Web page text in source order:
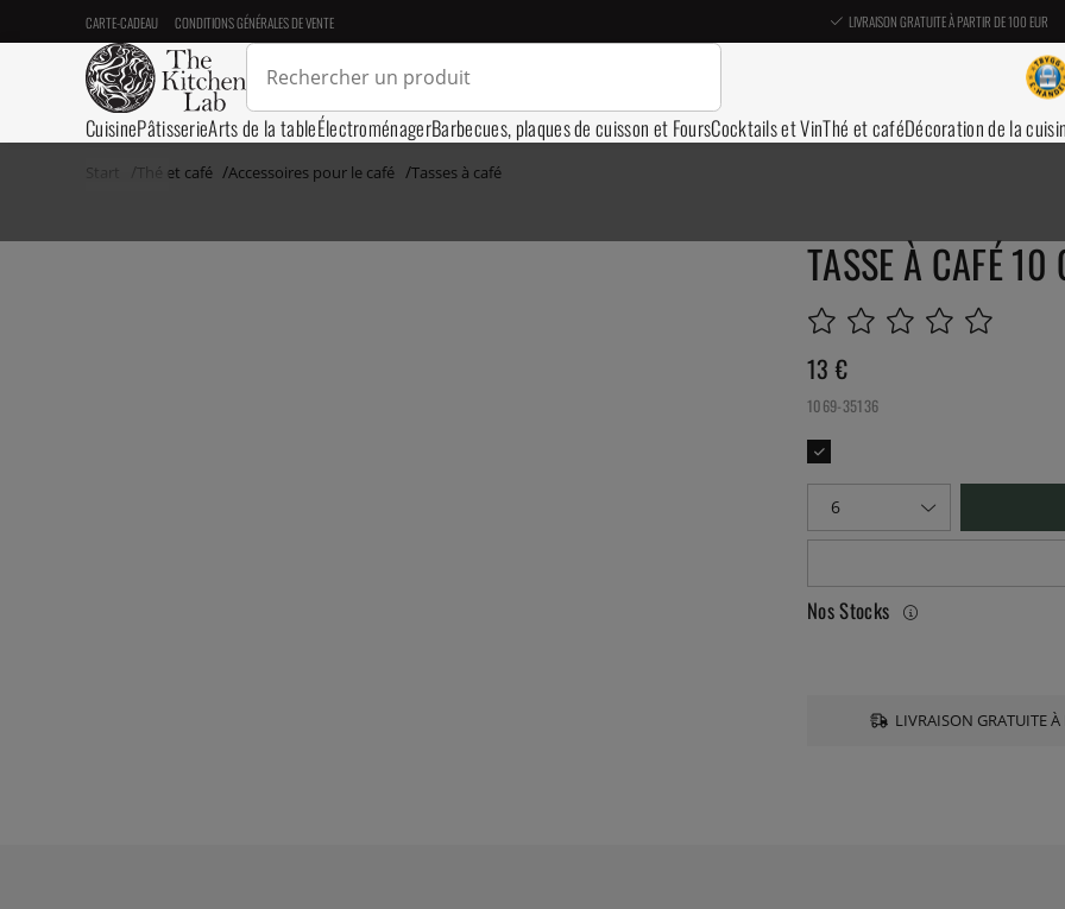
CARTE-CADEAU CONDITIONS GÉNÉRALES DE VENTE LIVRAISON GRATUITE À PARTIR DE 100 EUR
CuisinePâtisserieArts de la tableÉlectroménagerBarbecues, plaques de cuisson et FoursCocktails et VinThé et caféDécoration de la
Start Thé et café Accessoires pour le café Tasses à café
TASSE À CAFÉ 10
13 €
1069-35136
Nos Stocks
LIVRAISON GRATUITE